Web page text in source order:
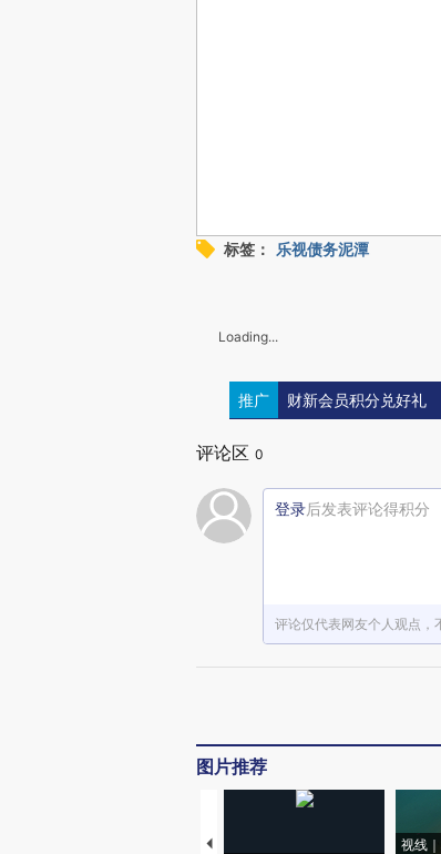
标签： 乐视债务泥潭
Loading...
推广 财新会员积分兑好礼
评论区 0
登录后发表评论得积分
评论仅代表网友个人观点，
图片推荐
视线